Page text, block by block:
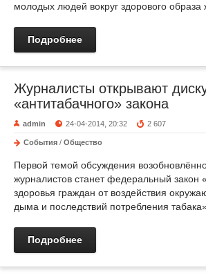
молодых людей вокруг здорового образа
Подробнее
Журналисты открывают
«антитабачного» закона
admin 24-04-2014, 20:32 2 607
События / Общество
Первой темой обсуждения
журналистов станет федеральный закон
здоровья граждан от воздействия
дыма и последствий потребления
Подробнее